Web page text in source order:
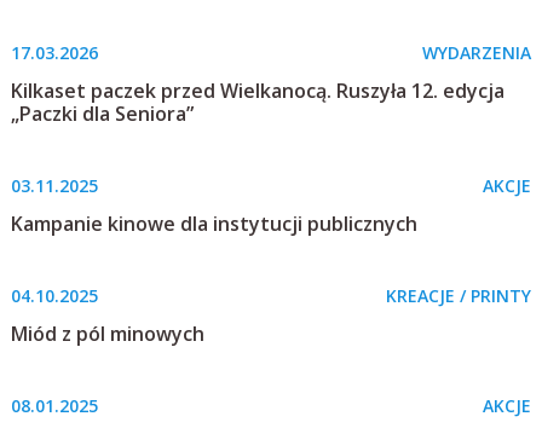
17.03.2026 WYDARZENIA
Kilkaset paczek przed Wielkanocą. Ruszyła 12. edycja
„Paczki dla Seniora”
03.11.2025 AKCJE
Kampanie kinowe dla instytucji publicznych
04.10.2025 KREACJE / PRINTY
Miód z pól minowych
08.01.2025 AKCJE